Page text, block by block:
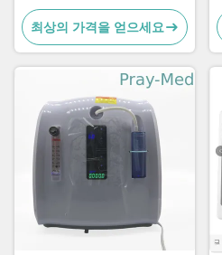
최상의 가격을 얻으세요